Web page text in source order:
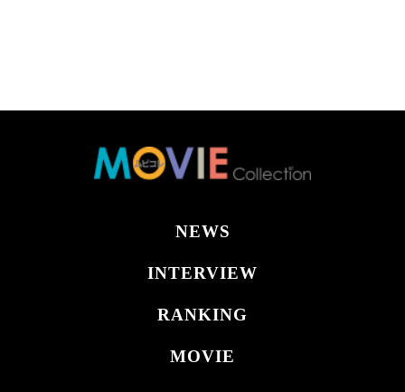
NEWS
INTERVIEW
RANKING
MOVIE